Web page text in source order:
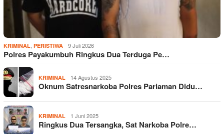
KRIMINAL PERISTIWA 9 Juli 2026
Polres Payakumbuh Ringkus Dua Terduga Pe…
KRIMINAL 14 Agustus 2025
Oknum Satresnarkoba Polres Pariaman Didu…
KRIMINAL 1 Juni 2025
Ringkus Dua Tersangka, Sat Narkoba Polre…